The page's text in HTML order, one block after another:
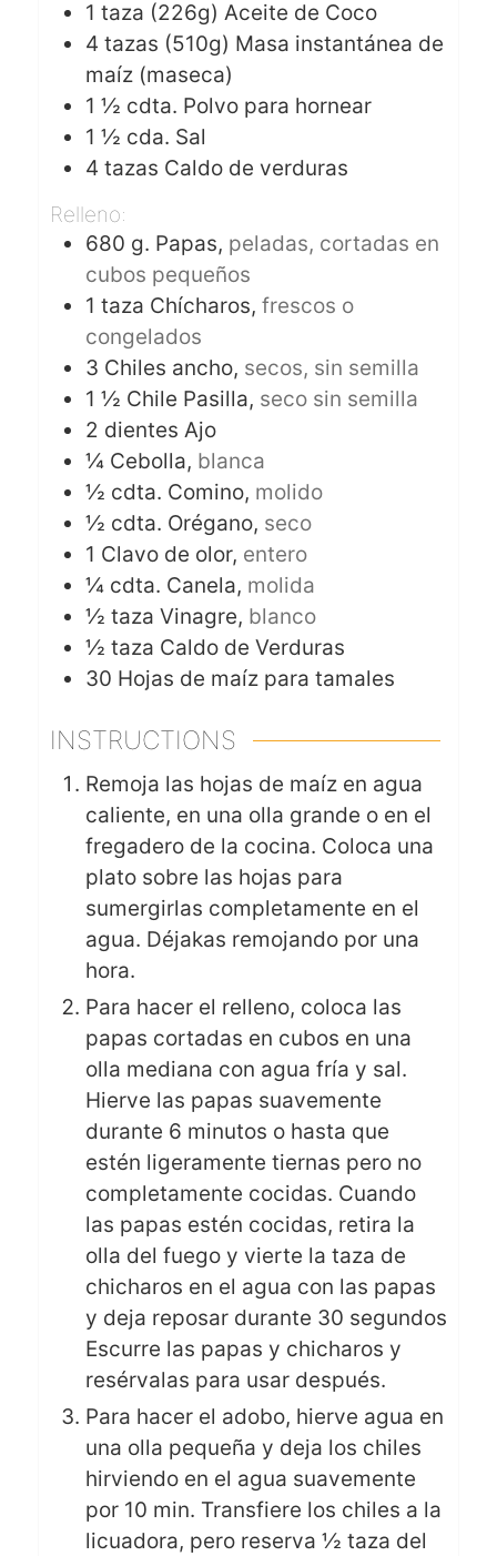
1 taza (226g) Aceite de Coco
4 tazas (510g) Masa instantánea de
maíz (maseca)
1 ½ cdta. Polvo para hornear
1 ½ cda. Sal
4 tazas Caldo de verduras
Relleno:
680 g. Papas, peladas, cortadas en
cubos pequeños
1 taza Chícharos, frescos o
congelados
3 Chiles ancho, secos, sin semilla
1 ½ Chile Pasilla, seco sin semilla
2 dientes Ajo
¼ Cebolla, blanca
½ cdta. Comino, molido
½ cdta. Orégano, seco
1 Clavo de olor, entero
¼ cdta. Canela, molida
½ taza Vinagre, blanco
½ taza Caldo de Verduras
30 Hojas de maíz para tamales
INSTRUCTIONS
Remoja las hojas de maíz en agua
caliente, en una olla grande o en el
fregadero de la cocina. Coloca una
plato sobre las hojas para
sumergirlas completamente en el
agua. Déjakas remojando por una
hora.
Para hacer el relleno, coloca las
papas cortadas en cubos en una
olla mediana con agua fría y sal.
Hierve las papas suavemente
durante 6 minutos o hasta que
estén ligeramente tiernas pero no
completamente cocidas. Cuando
las papas estén cocidas, retira la
olla del fuego y vierte la taza de
chicharos en el agua con las papas
y deja reposar durante 30 segundos
Escurre las papas y chicharos y
resérvalas para usar después.
Para hacer el adobo, hierve agua en
una olla pequeña y deja los chiles
hirviendo en el agua suavemente
por 10 min. Transfiere los chiles a la
licuadora, pero reserva ½ taza del